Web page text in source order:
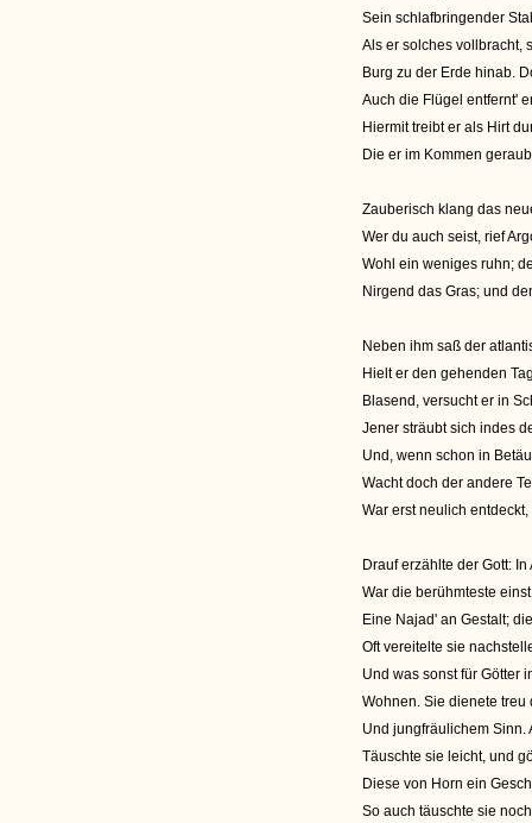
Sein schlafbringender
Als er solches vollbracht,
Burg zu der Erde hinab.
Auch die Flügel entfernt'
Hiermit treibt er als Hirt
Die er im Kommen
Zauberisch klang das
Wer du auch seist, rief
Wohl ein weniges ruhn;
Nirgend das Gras; und
Neben ihm saß der
Hielt er den gehenden
Blasend, versucht er in
Jener sträubt sich indes
Und, wenn schon in
Wacht doch der andere
War erst neulich
Drauf erzählte der Gott:
War die berühmteste
Eine Najad' an Gestalt;
Oft vereitelte sie
Und was sonst für Götter
Wohnen. Sie dienete treu
Und jungfräulichem Sinn.
Täuschte sie leicht, und
Diese von Horn ein
So auch täuschte sie